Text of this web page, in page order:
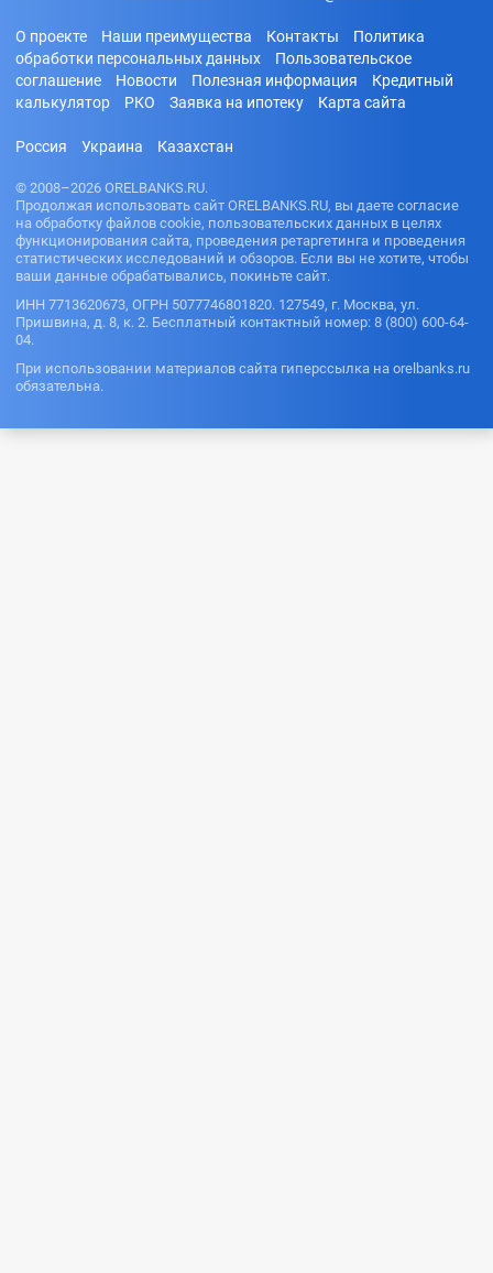
О проекте Наши преимущества Контакты
Политика
обработки персональных данных
Пользовательское
соглашение
Новости Полезная информация
Кредитный
калькулятор
РКО Заявка на ипотеку Карта сайта
Россия Украина Казахстан
© 2008–2026 ORELBANKS.RU.
Продолжая использовать сайт ORELBANKS.RU, вы даете согласие
на обработку файлов cookie, пользовательских данных в целях
функционирования сайта, проведения ретаргетинга и проведения
статистических исследований и обзоров. Если вы не хотите, чтобы
ваши данные обрабатывались, покиньте сайт.
ИНН 7713620673, ОГРН 5077746801820. 127549, г. Москва, ул.
Пришвина, д. 8, к. 2. Бесплатный контактный номер: 8 (800) 600-64-
04.
При использовании материалов сайта гиперссылка на orelbanks.ru
обязательна.